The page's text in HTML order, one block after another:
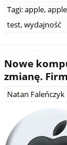
Tagi:apple,
test,wydajność
Nowe
zmianę.
Natan Faleńczyk